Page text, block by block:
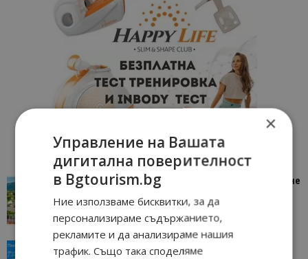
“Пощенска картичка от…”: Петрич – Изживяване
“Пощенска картичка от…”: Пловдив, градът на
×
Управление на Вашата
дигитална поверителност
в Bgtourism.bg
Ние използваме бисквитки, за да
персонализираме съдържанието,
рекламите и да анализираме нашия
трафик. Също така споделяме